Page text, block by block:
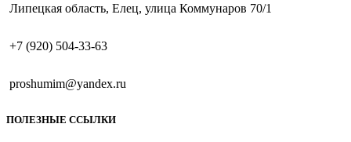
Липецкая область, Елец, улица Коммунаров 70/1
+7 (920) 504-33-63
proshumim@yandex.ru
ПОЛЕЗНЫЕ ССЫЛКИ